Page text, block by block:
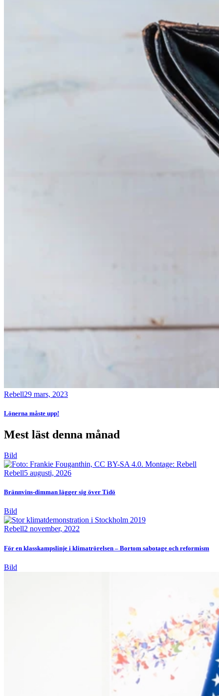
Rebell29 mars, 2023
Lönerna måste upp!
Mest läst denna månad
Bild
Rebell5 augusti, 2026
Brännvins-dimman lägger sig över Tidö
Bild
Rebell2 november, 2022
För en klasskampslinje i klimatrörelsen – Bortom sabotage och reformism
Bild